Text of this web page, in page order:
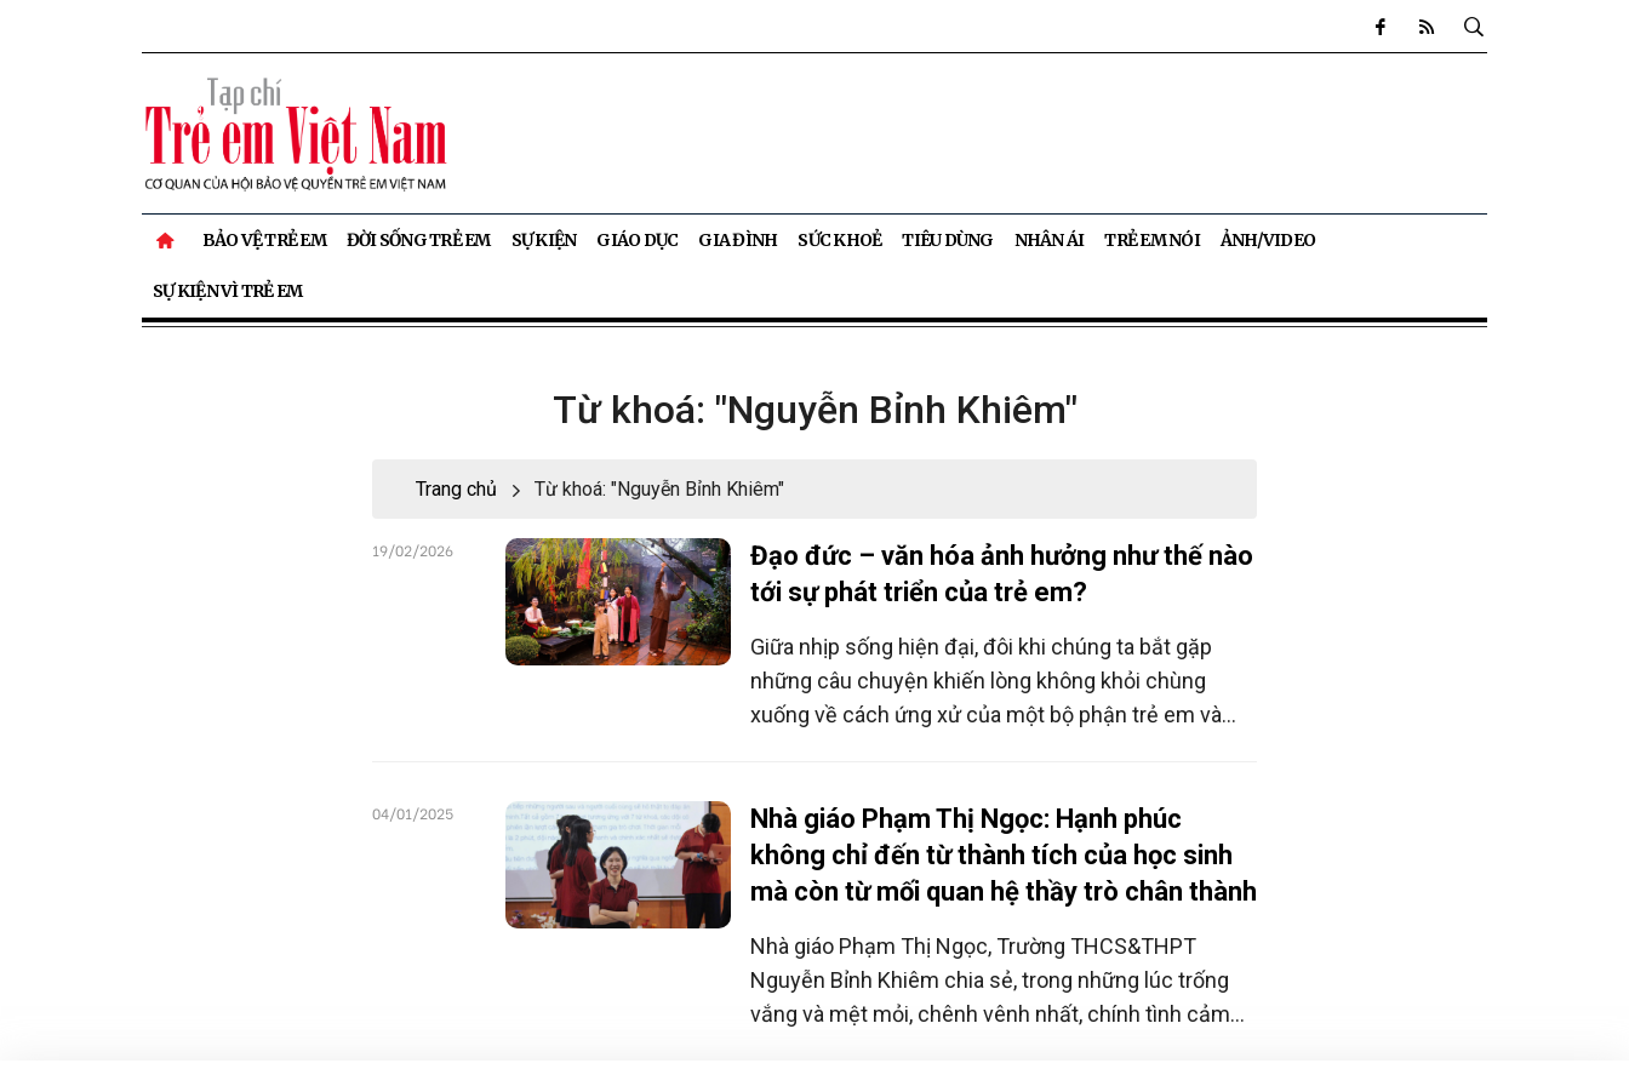
BẢO VỆ TRẺ EM ĐỜI SỐNG TRẺ EM SỰ KIỆN GIÁO DỤC GIA ĐÌNH SỨC KHOẺ TIÊU DÙNG NHÂN ÁI TRẺ EM NÓI ẢNH/VIDEO
SỰ KIỆN VÌ TRẺ EM
Từ khoá: "Nguyễn Bỉnh Khiêm"
Trang chủ Từ khoá: "Nguyễn Bỉnh Khiêm"
Đạo đức – văn hóa ảnh hưởng như thế nào
tới sự phát triển của trẻ em?
Giữa nhịp sống hiện đại, đôi khi chúng ta bắt gặp
những câu chuyện khiến lòng không khỏi chùng
xuống về cách ứng xử của một bộ phận trẻ em và
những giá trị đạo đức và văn hóa vốn từng là mạch
nguồn bền bỉ của giáo dục, đang được gìn giữ và tiếp
nối ra sao?”.
19/02/2026
Nhà giáo Phạm Thị Ngọc: Hạnh phúc
không chỉ đến từ thành tích của học sinh
mà còn từ mối quan hệ thầy trò chân thành
Nhà giáo Phạm Thị Ngọc, Trường THCS&THPT
Nguyễn Bỉnh Khiêm chia sẻ, trong những lúc trống
vắng và mệt mỏi, chênh vênh nhất, chính tình cảm
04/01/2025